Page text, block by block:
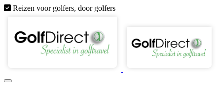
Reizen voor golfers, door golfers